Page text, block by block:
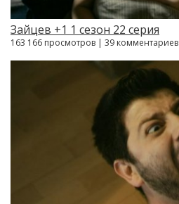
Зайцев +1 1 сезон 22 серия
163 166 просмотров | 39 комментариев